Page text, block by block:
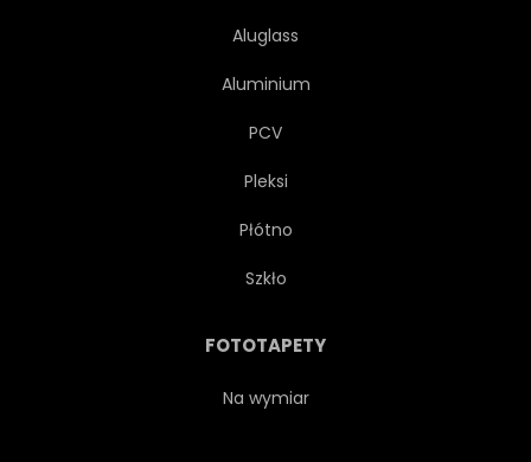
Aluglass
Aluminium
PCV
Pleksi
Płótno
Szkło
FOTOTAPETY
Na wymiar